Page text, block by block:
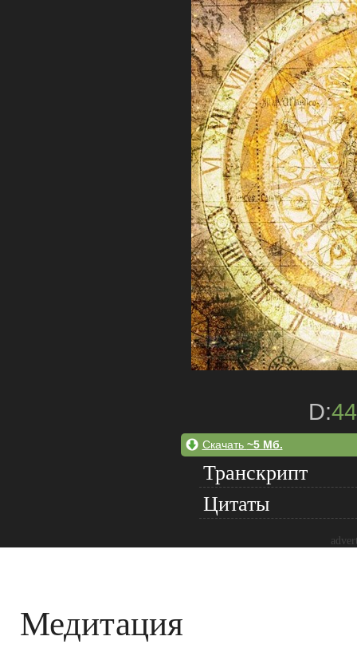
D:
Скачать ~5 Мб.
Транскрипт
Цитаты
Медитация